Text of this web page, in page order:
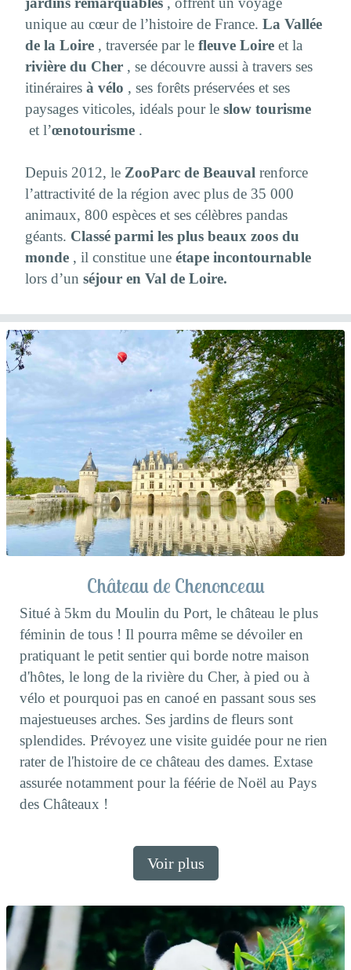
unique au cœur de l’histoire de France. La Vallée
de la Loire , traversée par le fleuve Loire et la
rivière du Cher , se découvre aussi à travers ses
itinéraires à vélo , ses forêts préservées et ses
paysages viticoles, idéals pour le slow tourisme
et l’œnotourisme .
Depuis 2012, le ZooParc de Beauval renforce
l’attractivité de la région avec plus de 35 000
animaux, 800 espèces et ses célèbres pandas
géants. Classé parmi les plus beaux zoos du
monde , il constitue une étape incontournable
lors d’un séjour en Val de Loire.
Château de Chenonceau
Situé à 5km du Moulin du Port, le château le plus
féminin de tous ! Il pourra même se dévoiler en
pratiquant le petit sentier qui borde notre maison
d'hôtes, le long de la rivière du Cher, à pied ou à
vélo et pourquoi pas en canoé en passant sous ses
majestueuses arches. Ses jardins de fleurs sont
splendides. Prévoyez une visite guidée pour ne rien
rater de l'histoire de ce château des dames. Extase
assurée notamment pour la féérie de Noël au Pays
des Châteaux !
Voir plus